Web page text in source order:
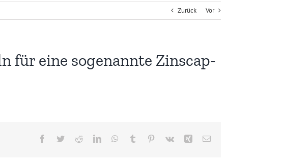
Zurück Vor
für eine sogenannte Zinscap-
Facebook
TwitterRedditLinkedInWhatsApp
Tumblr Pinterest
Vk Xing E-